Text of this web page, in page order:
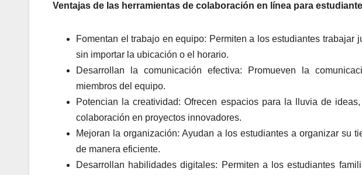
Ventajas de las herramientas de colaboración en línea para
Fomentan el trabajo en equipo: Permiten a los estudiantes trabajar
sin importar la ubicación o el horario.
Desarrollan la comunicación efectiva: Promueven la
miembros del equipo.
Potencian la creatividad: Ofrecen espacios para la lluvia de
colaboración en proyectos innovadores.
Mejoran la organización: Ayudan a los estudiantes a organizar su
de manera eficiente.
Desarrollan habilidades digitales: Permiten a los estudiantes